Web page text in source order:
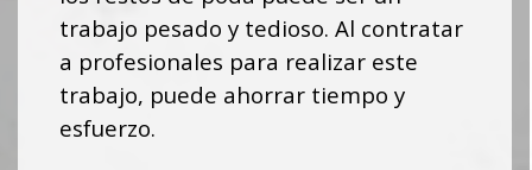
trabajo pesado y tedioso. Al contratar
a profesionales para realizar este
trabajo, puede ahorrar tiempo y
esfuerzo.